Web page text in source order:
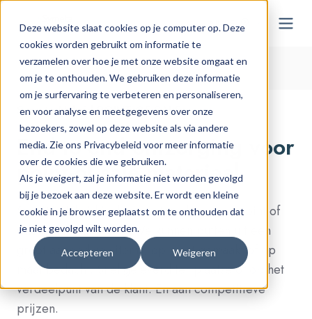
Deze website slaat cookies op je computer op. Deze
cookies worden gebruikt om informatie te
verzamelen over hoe je met onze website omgaat en
om je te onthouden. We gebruiken deze informatie
om je surfervaring te verbeteren en personaliseren,
en voor analyse en meetgegevens over onze
bezoekers, zowel op deze website als via andere
media. Zie ons Privacybeleid voor meer informatie
over de cookies die we gebruiken.
Als je weigert, zal je informatie niet worden gevolgd
bij je bezoek aan deze website. Er wordt een kleine
cookie in je browser geplaatst om te onthouden dat
je niet gevolgd wilt worden.
Accepteren Weigeren
NL-BE
Home > Onze oplossingen > Point Of Sale
Symeta Hybrid POINT OF SALE
End-to-end ontzorging voor
point-of-sale materiaal
Symeta Hybrid is de one-stop shop voor point of
sale materiaal (POS). We kunnen putten uit een
groot aanbod van items, op maat gemaakt of op
maat bedacht. Snel geleverd ter plaatse of op het
verdeelpunt van de klant. En aan competitieve
prijzen.